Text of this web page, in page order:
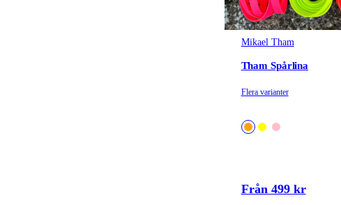
Mikael Tham
Tham Spårlina
Flera varianter
Från 499 kr